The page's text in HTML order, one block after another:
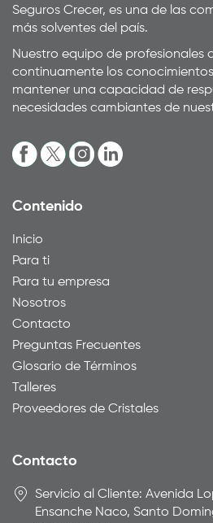
Seguros Crecer, es una de las
más solventes del país.
Nuestro equipo de profesionales
continuamente los
mantener una capacidad de
necesidades cambiantes de
Contenido
Inicio
Para ti
Para tu empresa
Nosotros
Contacto
Preguntas Frecuentes
Glosario de Términos
Talleres
Proveedores de Cristales
Contacto
Servicio al Cliente: Avenida
Ensanche Naco, Santo